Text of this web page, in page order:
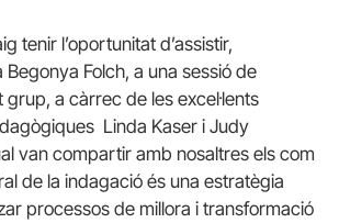
tenir l’oportunitat d’assistir,
Folch, a una sessió de
a càrrec de les excel·lents
Linda Kaser i Judy
van compartir amb nosaltres els com
de la indagació és una estratègia
processos de millora i transformació